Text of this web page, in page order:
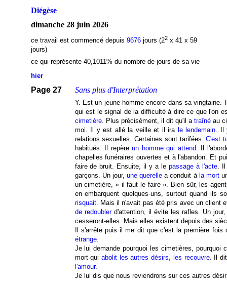
Diégèse
dimanche 28 juin 2026
ce travail est commencé depuis 9676jours (22x 41 x 59
jours)
ce qui représente 40,1011% du nombre de jours de sa vie
hier
Page 27 Sans plus d'Interprétation
Y. Est un jeune homme encore dans sa
qui est le signal de la difficulté à dire ce que l'on
cimetière. Plus précisément, il dit qu'il atraîné au
moi. Il y est allé la veille et il ira le lendemain. Il
relations sexuelles. Certaines sont tarifées.C'est
habitués. Il repèreun homme qui attend. Il
chapelles funéraires ouvertes et à l'abandon. Et
faire de bruit. Ensuite, il y a lepassage à l'acte. Il
garçons. Un jour, une querelle a conduit à la mort
un cimetière, « il faut le faire ». Bien sûr, les
en embarquent quelques-uns, surtout quand
risquait. Mais il n'avait pas été pris avec un client
de redoublerd'attention, il évite les rafles. Un
cesseront-elles. Mais elles existent depuis des
Il s'arrête puis il me dit que c'est la première
étrange.
Je lui demande pourquoi les cimetières, pourquoi
mort qui abolit les autres désirs, les recouvre. Il
l'amour.
Je lui dis que nous reviendrons sur ces autres